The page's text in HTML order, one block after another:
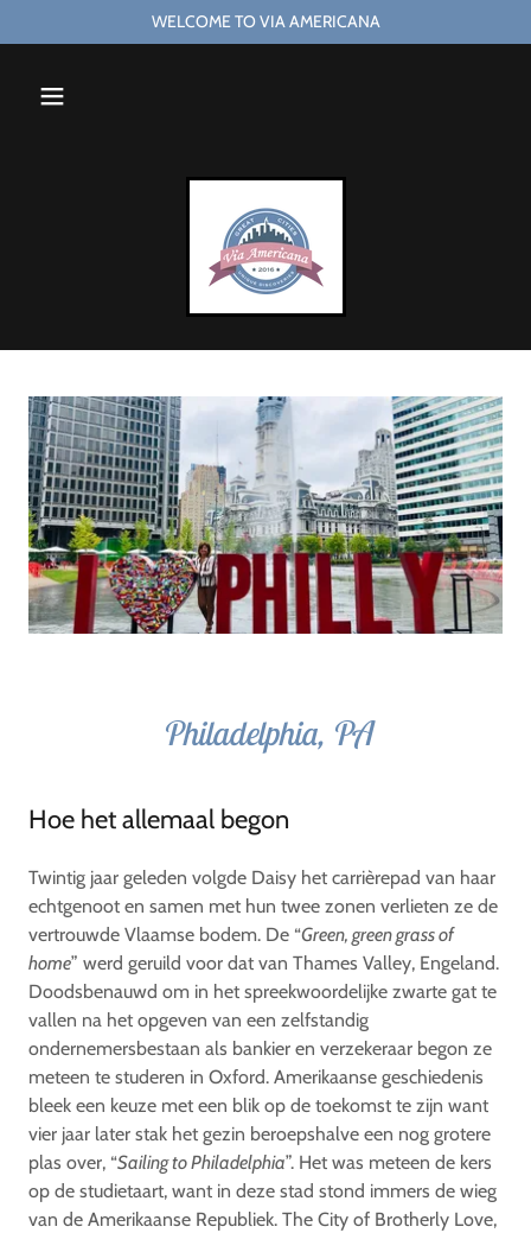
WELCOME TO VIA AMERICANA
Philadelphia, PA
Hoe het allemaal begon
Twintig jaar geleden volgde Daisy het carrièrepad van haar
echtgenoot en samen met hun twee zonen verlieten ze de
vertrouwde Vlaamse bodem. De “Green, green grass of
home” werd geruild voor dat van Thames Valley, Engeland.
Doodsbenauwd om in het spreekwoordelijke zwarte gat te
vallen na het opgeven van een zelfstandig
ondernemersbestaan als bankier en verzekeraar begon ze
meteen te studeren in Oxford. Amerikaanse geschiedenis
bleek een keuze met een blik op de toekomst te zijn want
vier jaar later stak het gezin beroepshalve een nog grotere
plas over, “Sailing to Philadelphia”. Het was meteen de kers
op de studietaart, want in deze stad stond immers de wieg
van de Amerikaanse Republiek. The City of Brotherly Love,